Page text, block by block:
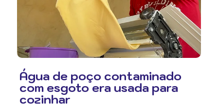
Água de poço contaminado
com esgoto era usada para
cozinhar